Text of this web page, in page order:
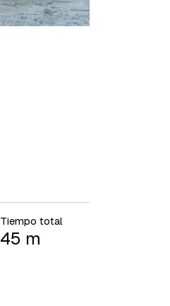
Tiempo total
45 m